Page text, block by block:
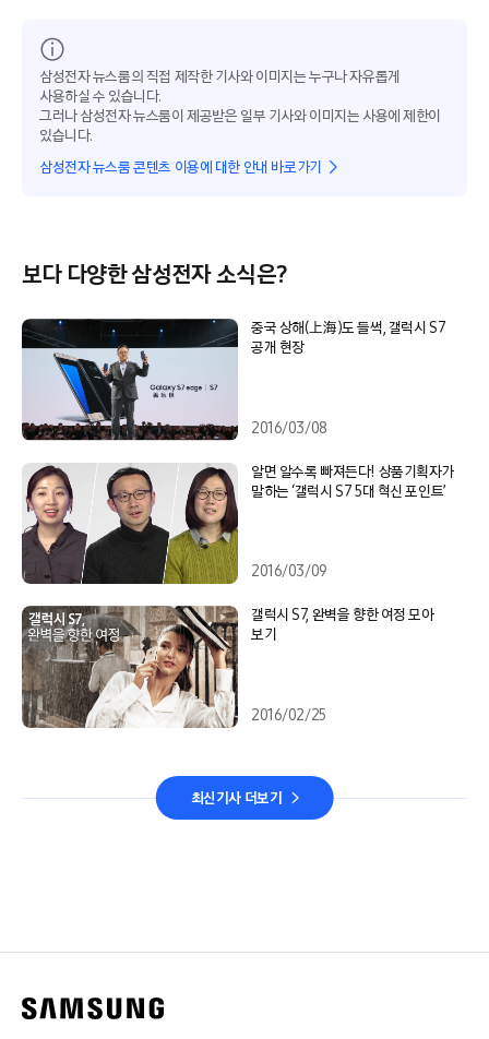
삼성전자 뉴스룸의 직접 제작한 기사와 이미지는 누구나 자유롭게
사용하실 수 있습니다.
그러나 삼성전자 뉴스룸이 제공받은 일부 기사와 이미지는 사용에 제한이
있습니다.
삼성전자 뉴스룸 콘텐츠 이용에 대한 안내 바로가기
보다 다양한 삼성전자 소식은?
중국 상해(上海)도 들썩, 갤럭시 S7
공개 현장
2016/03/08
알면 알수록 빠져든다! 상품기획자가
말하는 ‘갤럭시 S7 5대 혁신 포인트’
2016/03/09
갤럭시 S7, 완벽을 향한 여정 모아
보기
2016/02/25
최신기사 더보기